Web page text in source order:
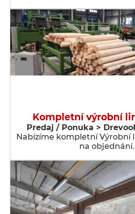
Kompletní výrobní
Predaj / Ponuka >
Nabízíme kompletní Výrobní
na